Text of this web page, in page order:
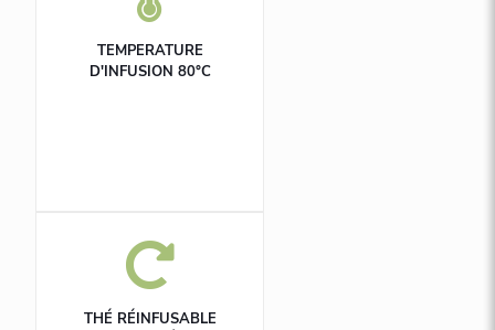
TEMPERATURE
D'INFUSION 80°C
THÉ RÉINFUSABLE